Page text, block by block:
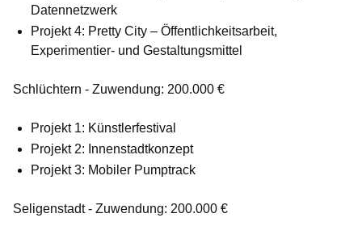
Datennetzwerk
Projekt 4: Pretty City – Öffentlichkeitsarbeit,
Experimentier- und Gestaltungsmittel
Schlüchtern - Zuwendung: 200.000 €
Projekt 1: Künstlerfestival
Projekt 2: Innenstadtkonzept
Projekt 3: Mobiler Pumptrack
Seligenstadt - Zuwendung: 200.000 €